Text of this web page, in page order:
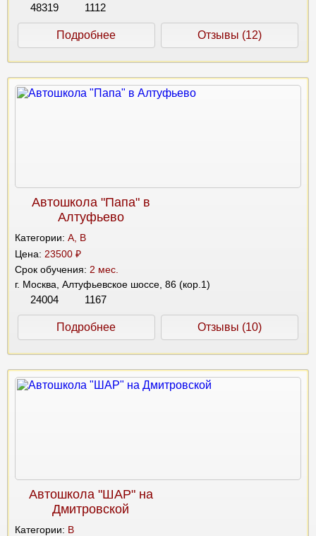
48319 1112
Подробнее Отзывы (12)
Автошкола "Папа" в
Алтуфьево
Категории: A, B
Цена: 23500 ₽
Срок обучения: 2 мес.
г. Москва, Алтуфьевское шоссе, 86 (кор.1)
24004 1167
Подробнее Отзывы (10)
Автошкола "ШАР" на
Дмитровской
Категории: B